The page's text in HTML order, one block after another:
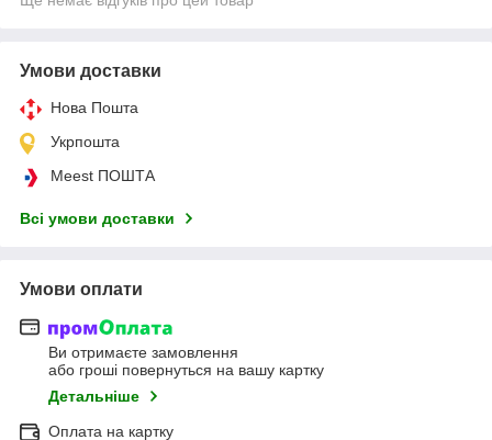
Умови доставки
Нова Пошта
Укрпошта
Meest ПОШТА
Всі умови доставки
Умови оплати
Ви отримаєте замовлення
або гроші повернуться на вашу картку
Детальніше
Оплата на картку